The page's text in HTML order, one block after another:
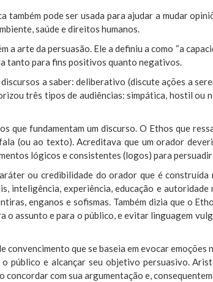
também pode ser usada para ajudar a mudar
saúde e direitos humanos.
a arte da persuasão. Ele a definiu a como “a
tanto para fins positivos quanto negativos.
a saber: deliberativo (discute ações a
três tipos de audiências: simpática, hostil ou
que fundamentam um discurso. O Ethos que
(ou ao texto). Acreditava que um orador
lógicos e consistentes (logos) para
ou credibilidade do orador que é
inteligência, experiência, educação e
enganos e sofismas. Também dizia que o
o assunto e para o público, e evitar linguagem
convencimento que se baseia em evocar
o público e alcançar seu objetivo persuasivo.
concordar com sua argumentação e,